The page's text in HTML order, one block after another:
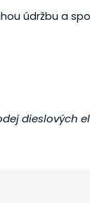
údržbu a
dieslových